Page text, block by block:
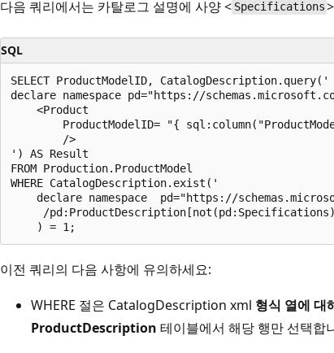
다음 쿼리에서는 카탈로그 설명에 사양 < Specifications
SQL
SELECT ProductModelID,
declare namespace pd="https://
    <Product
ProductModelID= "{
        />
') AS Result
FROM Production.ProductModel
WHERE CatalogDescription.exist('
declare namespace  pd="https://
/
이전 쿼리의 다음 사항에 유의하세요:
WHERE 절은 CatalogDescription xml 형식 열에 대
ProductDescription 테이블에서 해당 행만 선택합